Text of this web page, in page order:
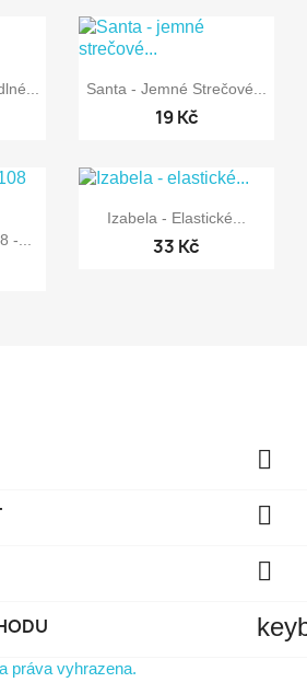
 Rychlý náhled
Santa - Jemné Strečové...
19 Kč
-...
 Rychlý náhled
Izabela - Elastické...
33 Kč



práva vyhrazena.